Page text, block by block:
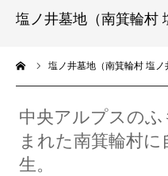
塩ノ井墓地（南箕輪村
塩ノ井墓地（南箕輪村 塩ノ
中央アルプスの
まれた南箕輪村
生。